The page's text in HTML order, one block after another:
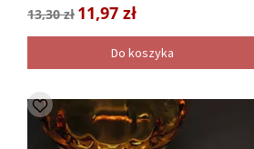
13,30 zł 11,97 zł
Do koszyka